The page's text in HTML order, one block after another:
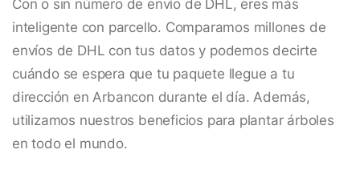
Con o sin número de envío de DHL, eres más
inteligente con parcello. Comparamos millones de
envíos de DHL con tus datos y podemos decirte
cuándo se espera que tu paquete llegue a tu
dirección en Arbancon durante el día. Además,
utilizamos nuestros beneficios para plantar árboles
en todo el mundo.